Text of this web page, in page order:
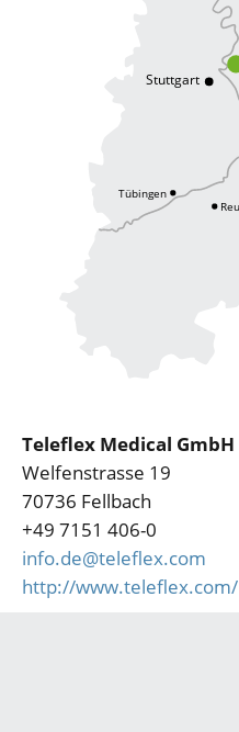
Teleflex Medical GmbH
Welfenstrasse 19
70736 Fellbach
+49 7151 406-0
info.de@teleflex.com
http://www.teleflex.com/